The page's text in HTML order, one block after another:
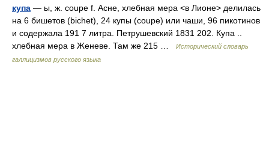
купа — ы, ж. coupe f. Асне, хлебная мера <в Лионе> делилась
на 6 бишетов (bichet), 24 купы (coupe) или чаши, 96 пикотинов
и содержала 191 7 литра. Петрушевский 1831 202. Купа ..
хлебная мера в Женеве. Там же 215 …
Исторический словарь
галлицизмов русского языка